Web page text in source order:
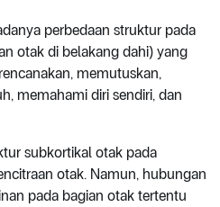
perbedaan struktur pada
otak di belakang dahi) yang
memutuskan,
memahami diri sendiri, dan
subkortikal otak pada
otak. Namun, hubungan
pada bagian otak tertentu